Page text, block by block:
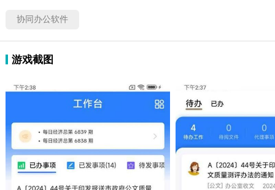
协同办公软件
游戏截图